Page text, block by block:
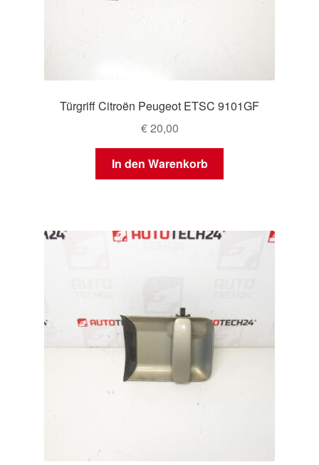
Türgriff Citroën Peugeot ETSC 9101GF
€20,00
In den Warenkorb